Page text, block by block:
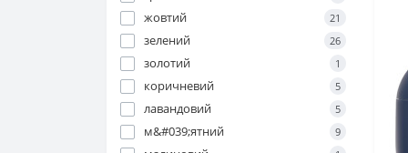
Чашки та набори
Таці
Молочники
жовтий 21
зелений 26
золотий 1
коричневий 5
лавандовий 5
м&#039;ятний 9